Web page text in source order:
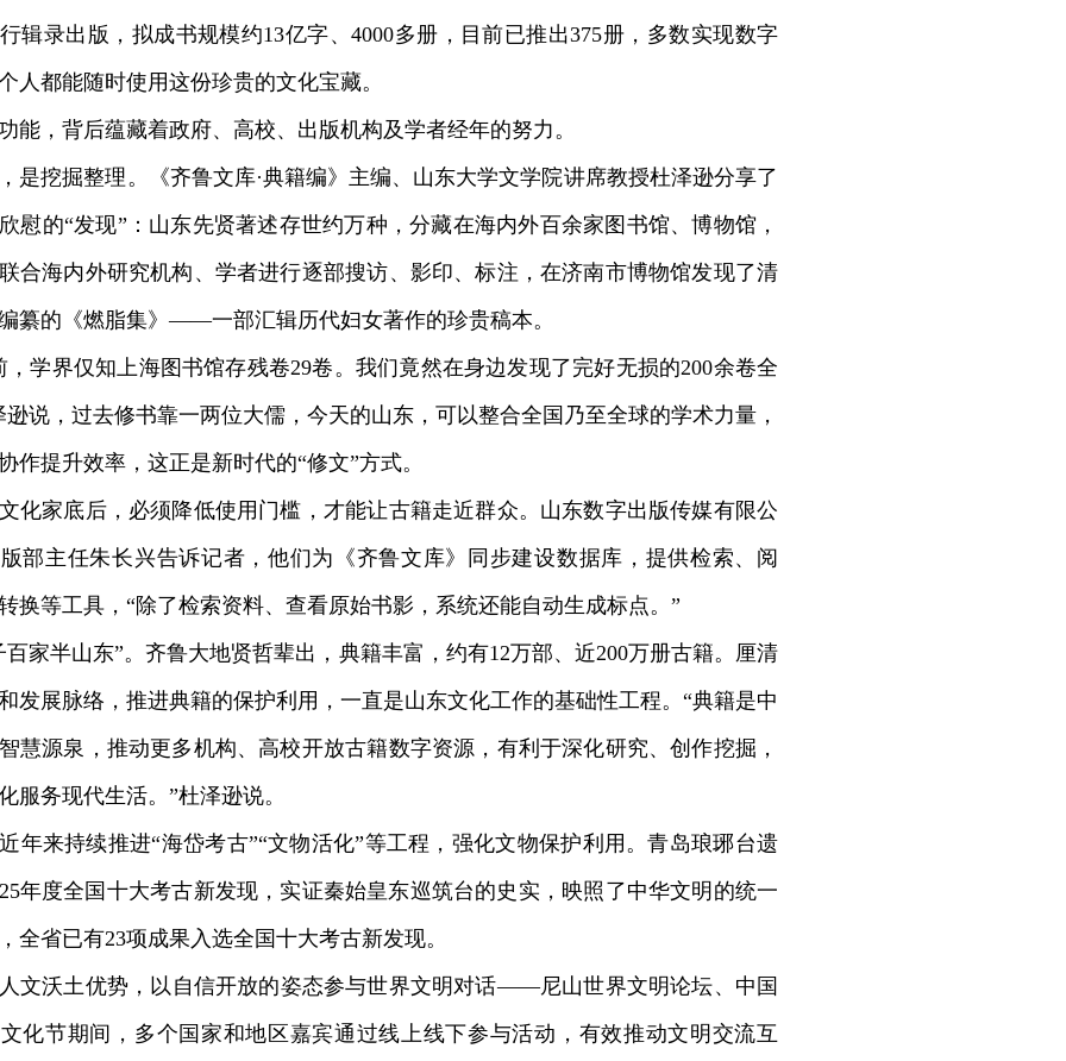
辑录出版，拟成书规模约13亿字、4000多册，目前已推出375册，多数实现数字
人都能随时使用这份珍贵的文化宝藏。
背后蕴藏着政府、高校、出版机构及学者经年的努力。
掘整理。《齐鲁文库·典籍编》主编、山东大学文学院讲席教授杜泽逊分享了
慰的“发现”：山东先贤著述存世约万种，分藏在海内外百余家图书馆、博物馆，
合海内外研究机构、学者进行逐部搜访、影印、标注，在济南市博物馆发现了清
纂的《燃脂集》——一部汇辑历代妇女著作的珍贵稿本。
界仅知上海图书馆存残卷29卷。我们竟然在身边发现了完好无损的200余卷全
逊说，过去修书靠一两位大儒，今天的山东，可以整合全国乃至全球的学术力量，
作提升效率，这正是新时代的“修文”方式。
底后，必须降低使用门槛，才能让古籍走近群众。山东数字出版传媒有限公
部主任朱长兴告诉记者，他们为《齐鲁文库》同步建设数据库，提供检索、阅
换等工具，“除了检索资料、查看原始书影，系统还能自动生成标点。”
半山东”。齐鲁大地贤哲辈出，典籍丰富，约有12万部、近200万册古籍。厘清
发展脉络，推进典籍的保护利用，一直是山东文化工作的基础性工程。“典籍是中
慧源泉，推动更多机构、高校开放古籍数字资源，有利于深化研究、创作挖掘，
服务现代生活。”杜泽逊说。
持续推进“海岱考古”“文物活化”等工程，强化文物保护利用。青岛琅琊台遗
年度全国十大考古新发现，实证秦始皇东巡筑台的史实，映照了中华文明的统一
全省已有23项成果入选全国十大考古新发现。
土优势，以自信开放的姿态参与世界文明对话——尼山世界文明论坛、中国
化节期间，多个国家和地区嘉宾通过线上线下参与活动，有效推动文明交流互